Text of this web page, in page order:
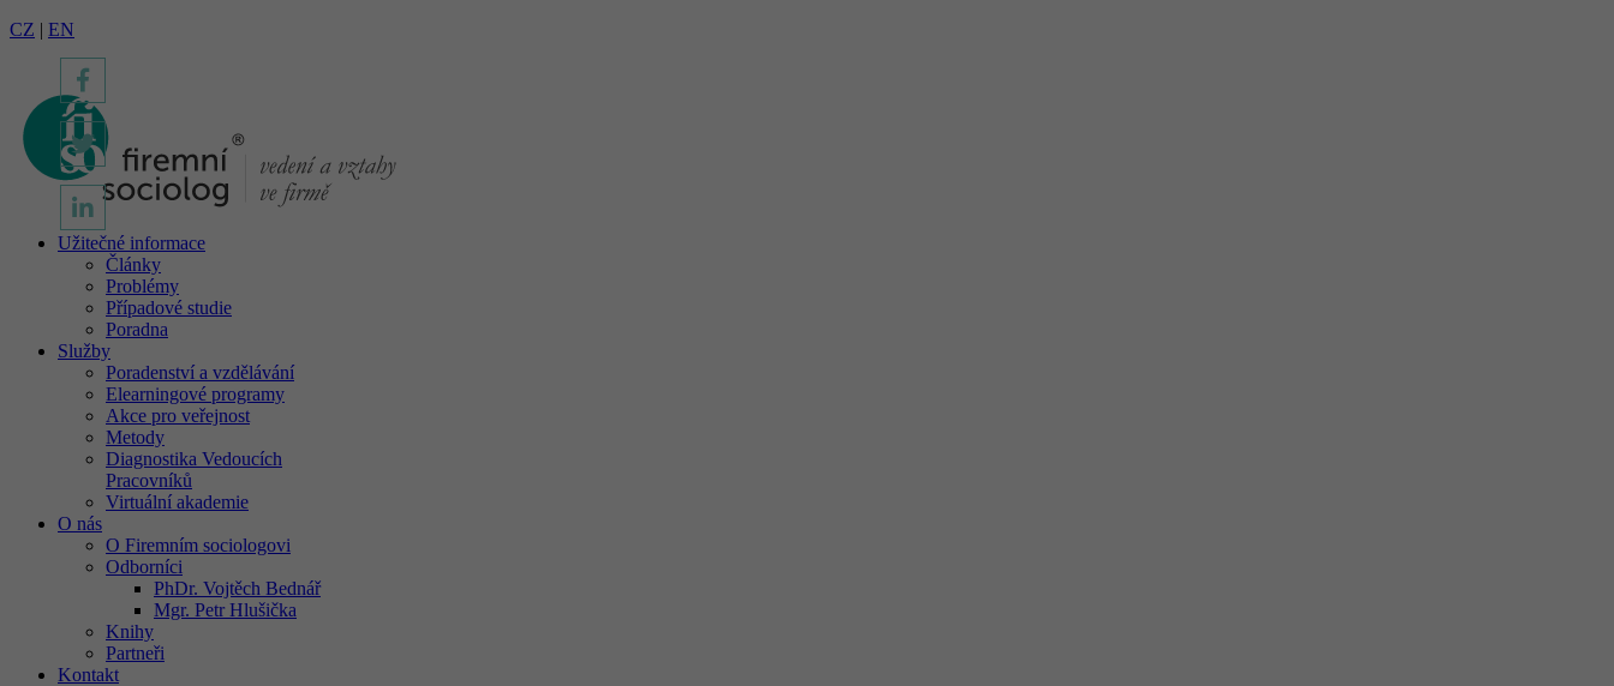
CZ | EN
Užitečné informace
Články
Problémy
Případové studie
Poradna
Služby
Poradenství a vzdělávání
Elearningové programy
Akce pro veřejnost
Metody
Diagnostika Vedoucích
Pracovníků
Virtuální akademie
O nás
O Firemním sociologovi
Odborníci
PhDr. Vojtěch Bednář
Mgr. Petr Hlušička
Knihy
Partneři
Kontakt